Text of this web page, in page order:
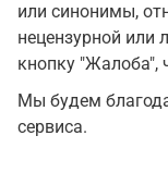
или синонимы,
нецензурной или
кнопку "Жалоба",
Мы будем
сервиса.